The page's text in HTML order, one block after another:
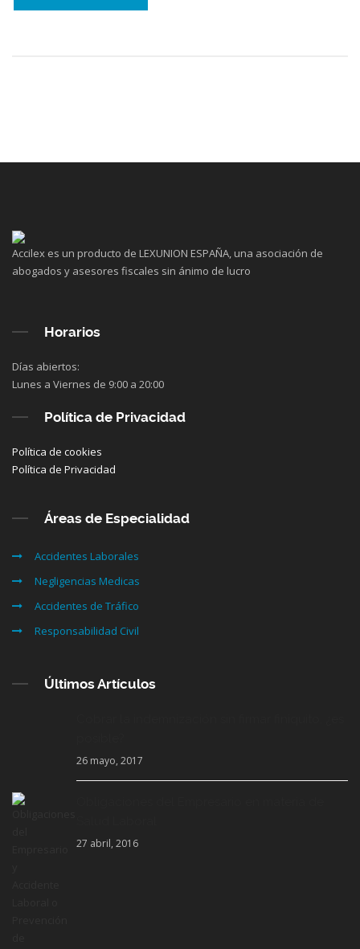
Accilex es un producto de LEXUNION ESPAÑA, una asociación de
abogados y asesores fiscales sin ánimo de lucro
Horarios
Días abiertos:
Lunes a Viernes de 9:00 a 20:00
Política de Privacidad
Política de cookies
Política de Privacidad
Áreas de Especialidad
Accidentes Laborales
Negligencias Medicas
Accidentes de Tráfico
Responsabilidad Civil
Últimos Artículos
26 mayo, 2017
27 abril, 2016